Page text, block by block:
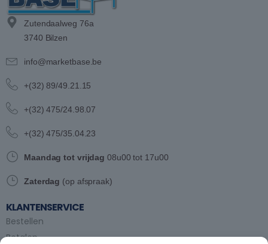
Zutendaalweg 76a
3740 Bilzen
info@marketbase.be
+(32) 89/49.21.15
+(32) 475/24.98.07
+(32) 475/35.04.23
Maandag tot vrijdag 08u00 tot 17u00
Zaterdag (op afspraak)
KLANTENSERVICE
Bestellen
Betalen